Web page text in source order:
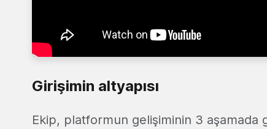
Girişimin altyapısı
Ekip, platformun gelişiminin 3